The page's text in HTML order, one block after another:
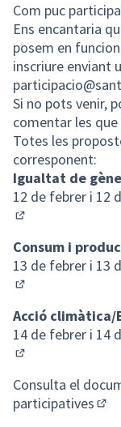
Com puc
Ens encantaria
posem en
inscriure enviant
Si no pots venir,
comentar les
Totes les
corresponent:
Igualtat de
12 de febrer i 12
Consum i
13 de febrer i 13
Acció climàtica/
14 de febrer i 14
Consulta el
participatives